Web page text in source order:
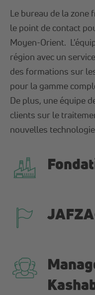
Le bureau de la zone
le point de contact
Moyen-Orient.
région avec un
des formations sur
pour la gamme
De plus, une équipe
clients sur le
nouvelles